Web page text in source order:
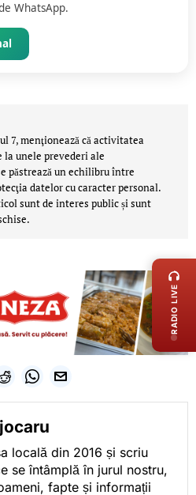
WhatsApp.
7, menţionează că activitatea
unele prevederi ale
păstrează un echilibru între
datelor cu caracter personal.
sunt de interes public și sunt
locală din 2016 și scriu
se întâmplă în jurul nostru,
fapte și informații
RADIO LIVE